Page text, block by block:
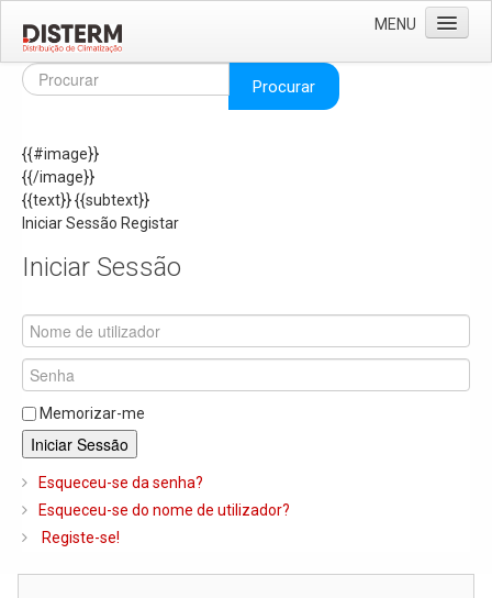
MENU
Home
Áreas de Negócio
Missão e Valores
As Nossas Marcas
Recrutamento
Produtos
Solar
Termoacumuladores e Depósitos de Inércia
Ar Condicionado
Caldeiras e Queimadores
Biomassa
Procurar
{{#image}}
{{/image}}
{{text}}{{subtext}}
Iniciar Sessão Registar
Iniciar Sessão
Memorizar-me
Iniciar Sessão
Esqueceu-se da senha?
Esqueceu-se do nome de utilizador?
Registe-se!